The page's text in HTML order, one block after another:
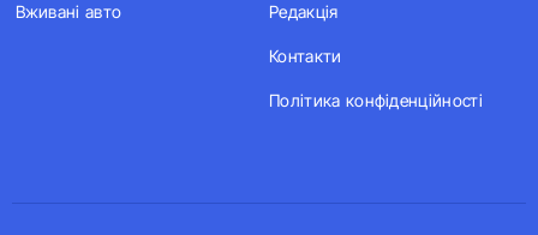
Вживані авто Редакція
Контакти
Політика конфіденційності